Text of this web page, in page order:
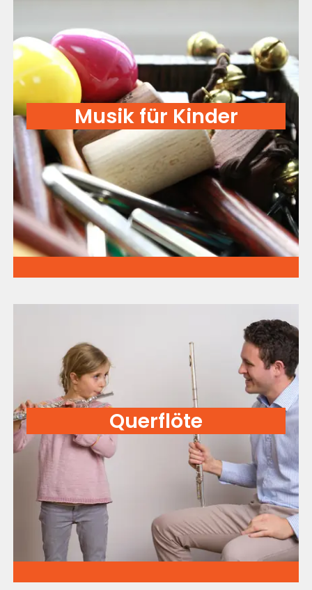
Musik für Kinder
Querflöte